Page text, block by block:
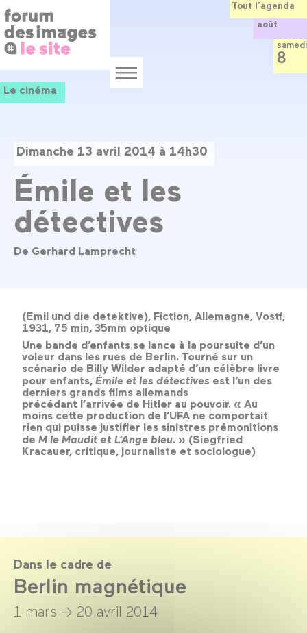
au
contenu
principal
Menu
Le cinéma
Dimanche 13 avril 2014 à 14h30
Émile et les
détectives
De Gerhard Lamprecht
(Emil und die detektive), Fiction, Allemagne, Vostf,
1931, 75 min, 35mm optique
Une bande d’enfants se lance à la poursuite d’un
voleur dans les rues de Berlin. Tourné sur un
scénario de Billy Wilder adapté d’un célèbre livre
pour enfants, Émile et les détectives est l’un des
derniers grands films allemands
précédant l’arrivée de Hitler au pouvoir. « Au
moins cette production de l’UFA ne comportait
rien qui puisse justifier les sinistres prémonitions
de M le Maudit et L’Ange bleu. » (Siegfried
Kracauer, critique, journaliste et sociologue)
Dans le cadre de
Berlin magnétique
1 mars → 20 avril 2014
Tout l’agenda
août
samedi
8